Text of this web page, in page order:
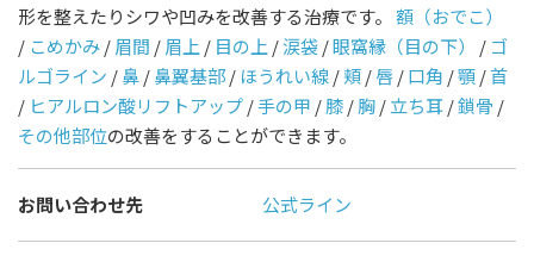
形を整えたりシワや凹みを改善する治療です。 額（おでこ）
/ こめかみ/眉間 /眉上 / 目の上 /涙袋/眼窩縁（目の下） / ゴ
ルゴライン /鼻/鼻翼基部/ ほうれい線/頬/唇/口角 /顎/首
/ ヒアルロン酸リフトアップ/手の甲 /膝/胸/立ち耳/鎖骨 /
その他部位の改善をすることができます。
お問い合わせ先 公式ライン